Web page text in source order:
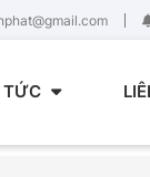
TỨC